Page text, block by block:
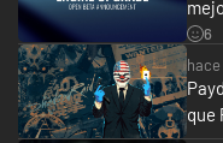
6
que